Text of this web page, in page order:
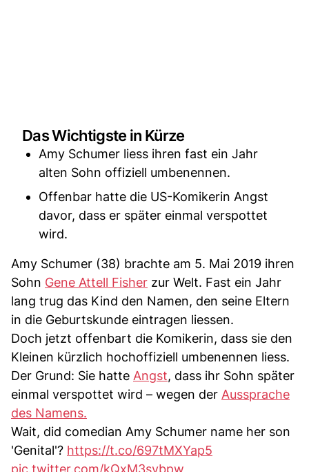
Das Wichtigste in Kürze
Amy Schumer liess ihren fast ein Jahr
alten Sohn offiziell umbenennen.
Offenbar hatte die US-Komikerin Angst
davor, dass er später einmal verspottet
wird.
Amy Schumer (38) brachte am 5. Mai 2019 ihren
Sohn Gene Attell Fisher zur Welt. Fast ein Jahr
lang trug das Kind den Namen, den seine Eltern
in die Geburtskunde eintragen liessen.
Doch jetzt offenbart die Komikerin, dass sie den
Kleinen kürzlich hochoffiziell umbenennen liess.
Der Grund: Sie hatte Angst, dass ihr Sohn später
einmal verspottet wird – wegen der Aussprache
des Namens.
Wait, did comedian Amy Schumer name her son
'Genital'? https://t.co/697tMXYap5
pic.twitter.com/kQxM3svbpw